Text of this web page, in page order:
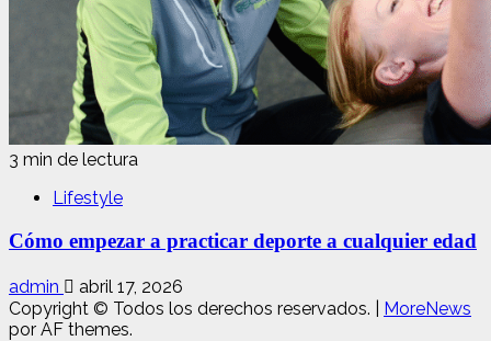
3 min de lectura
Lifestyle
Cómo empezar a practicar deporte a cualquier edad
admin
abril 17, 2026
Copyright © Todos los derechos reservados.
MoreNews
por AF themes.